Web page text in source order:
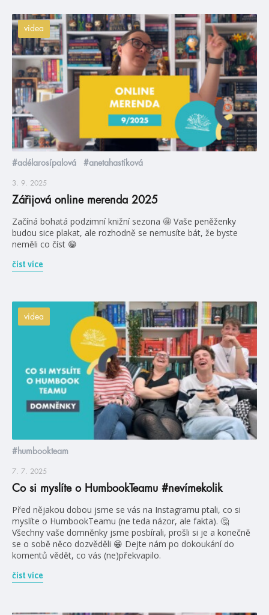
videa
#adélarosípalová #anetahastíková
3. 9. 2025
Zářijová online merenda 2025
Začíná bohatá podzimní knižní sezona 🤩 Vaše peněženky
budou sice plakat, ale rozhodně se nemusíte bát, že byste
neměli co číst 😁
číst více
videa
#humbookteam
7. 7. 2025
Co si myslíte o HumbookTeamu #nevímekolik
Před nějakou dobou jsme se vás na Instagramu ptali, co si
myslíte o HumbookTeamu (ne teda názor, ale fakta). 🤔
Všechny vaše domněnky jsme posbírali, prošli si je a konečně
se o sobě něco dozvěděli 😁 Dejte nám po dokoukání do
komentů vědět, co vás (ne)překvapilo.
číst více